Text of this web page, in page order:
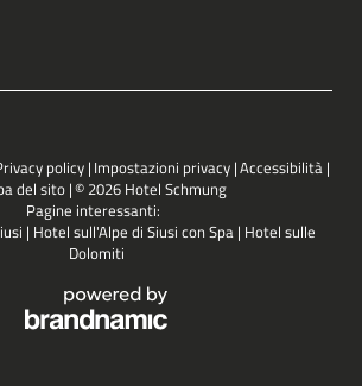
policy| Impostazioni privacy |Accessibilità |
del sito|© 2026 Hotel Schmung
Pagine interessanti:
| Hotel sull'Alpe di Siusi con Spa | Hotel sulle
Dolomiti